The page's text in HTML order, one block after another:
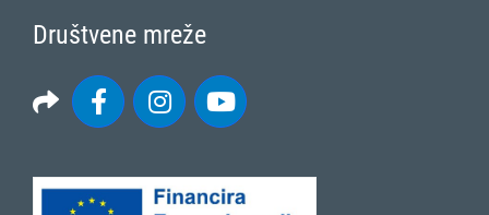
Društvene mreže